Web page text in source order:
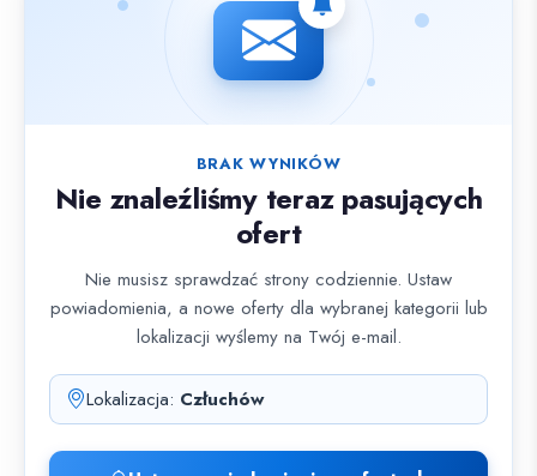
BRAK WYNIKÓW
Nie znaleźliśmy teraz pasujących
ofert
Nie musisz sprawdzać strony codziennie. Ustaw
powiadomienia, a nowe oferty dla wybranej kategorii lub
lokalizacji wyślemy na Twój e-mail.
Lokalizacja: Człuchów